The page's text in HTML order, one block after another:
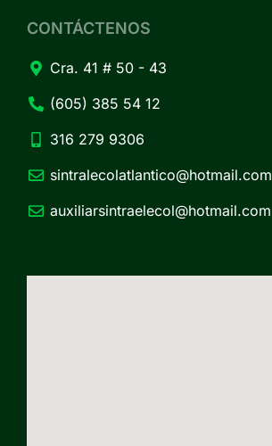
CONTÁCTENOS
Cra. 41 # 50 - 43
(605) 385 54 12
316 279 9306
sintralecolatlantico@hotmail.com
auxiliarsintraelecol@hotmail.com